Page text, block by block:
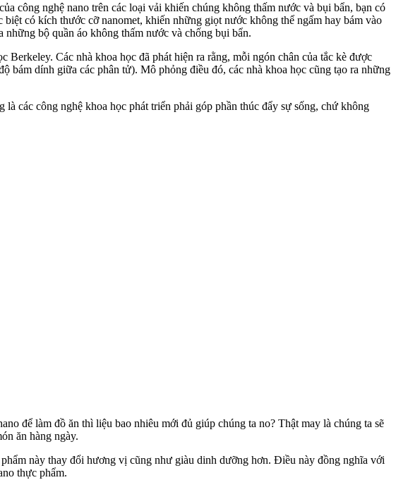
công nghệ nano trên các loại vải khiến chúng không thấm nước và bụi bẩn, bạn có
có kích thước cỡ nanomet, khiến những giọt nước không thể ngấm hay bám vào
những bộ quần áo không thấm nước và chống bụi bẩn.
Các nhà khoa học đã phát hiện ra rằng, mỗi ngón chân của tắc kè được
bám dính giữa các phân tử). Mô phỏng điều đó, các nhà khoa học cũng tạo ra những
các công nghệ khoa học phát triển phải góp phần thúc đẩy sự sống, chứ không
để làm đồ ăn thì liệu bao nhiêu mới đủ giúp chúng ta no? Thật may là chúng ta sẽ
ăn hàng ngày.
này thay đổi hương vị cũng như giàu dinh dưỡng hơn. Điều này đồng nghĩa với
thực phẩm.